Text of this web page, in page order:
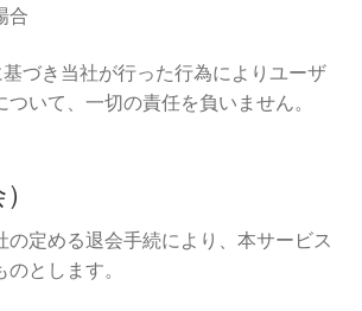
合
づき当社が行った行為によりユーザ
いて、一切の責任を負いません。
の定める退会手続により、本サービス
とします。